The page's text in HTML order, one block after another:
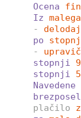
Ocena
Iz
-
po
-
stopnji
stopnji
Navedene
plačilo